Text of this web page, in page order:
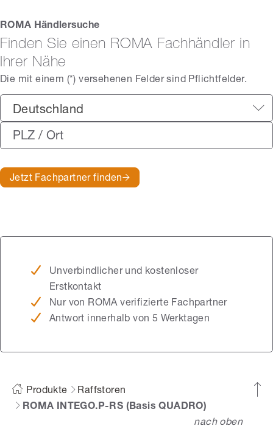
ROMA Händlersuche
Finden Sie einen ROMA Fachhändler in
Ihrer Nähe
Die mit einem (*) versehenen Felder sind Pflichtfelder.
Deutschland
Jetzt Fachpartner finden
Unverbindlicher und kostenloser
Erstkontakt
Nur von ROMA verifizierte Fachpartner
Antwort innerhalb von 5 Werktagen
Produkte
Raffstoren
ROMA INTEGO.P-RS (Basis QUADRO)
nach oben